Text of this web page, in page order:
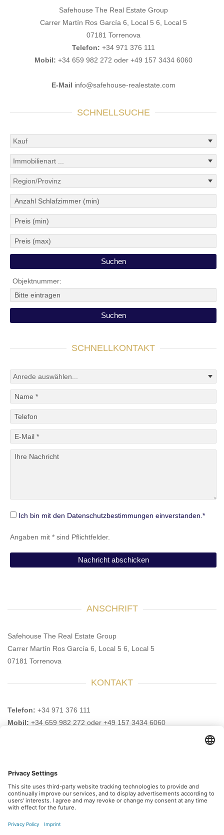
Safehouse The Real Estate Group
Carrer Martín Ros García 6, Local 5 6, Local 5
07181 Torrenova
Telefon: +34 971 376 111
Mobil: +34 659 982 272 oder +49 157 3434 6060
E-Mail info@safehouse-realestate.com
SCHNELLSUCHE
Objektnummer:
SCHNELLKONTAKT
Ich bin mit den Datenschutzbestimmungen einverstanden.*
Angaben mit * sind Pflichtfelder.
ANSCHRIFT
Safehouse The Real Estate Group
Carrer Martín Ros García 6, Local 5 6, Local 5
07181 Torrenova
KONTAKT
Telefon: +34 971 376 111
Mobil: +34 659 982 272 oder +49 157 3434 6060
BESUCHEN SIE UNS AUCH HIER
Abonnieren Sie unseren